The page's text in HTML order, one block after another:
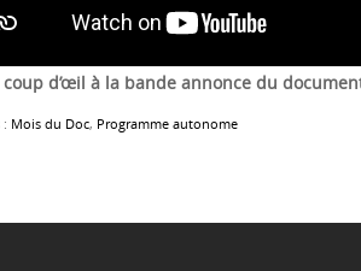
coup d’œil à la bande annonce du
Mois du Doc, Programme autonome